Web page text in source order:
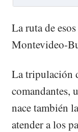
La ruta de
Montevideo-
La tripulación
comandantes,
nace también
atender a los